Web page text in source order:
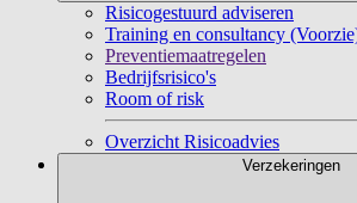
Risicogestuurd adviseren
Training en consultancy
Preventiemaatregelen
Bedrijfsrisico's
Room of risk
Overzicht Risicoadvies
Verzekeringen